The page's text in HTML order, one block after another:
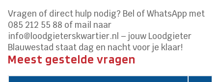
Vragen of direct hulp nodig? Bel of WhatsApp met
085 212 55 88 of mail naar
info@loodgieterskwartier.nl – jouw Loodgieter
Blauwestad staat dag en nacht voor je klaar!
Meest gestelde vragen